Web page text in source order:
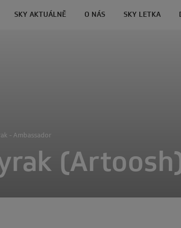
SKY AKTUÁLNĚ O NÁS SKY LETKA
- Ambassador